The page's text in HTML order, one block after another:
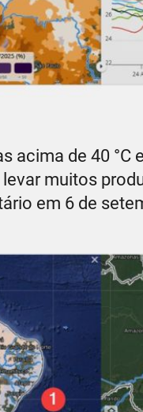
acima de 40
muitos
em 6 de